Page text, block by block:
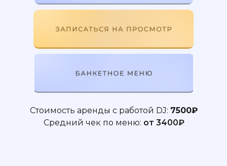
Стоимость аренды с работой DJ: 7500₽
Cредний чек по меню: от 3400₽
ЗАПИСАТЬСЯ НА ПРОСМОТР
БАНКЕТНОЕ МЕНЮ